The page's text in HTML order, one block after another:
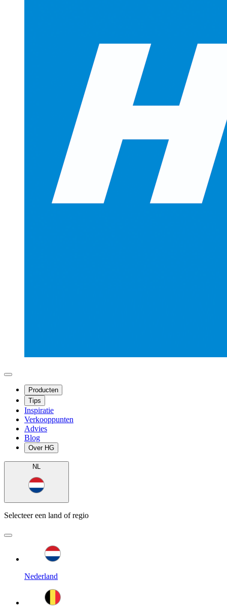
Producten
Tips
Inspiratie
Verkooppunten
Advies
Blog
Over HG
NL
Selecteer een land of regio
Nederland